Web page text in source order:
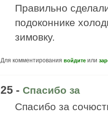
Правильно
подоконнике
зимовку.
Для комментирования войдите или
25 - Спасибо за
Спасибо за